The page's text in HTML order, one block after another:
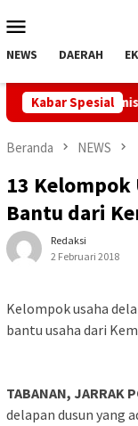
ke
Mobile
NEWS DAERAH
Kabar Spesial
DPRD Bali
Beranda NEWS
13 Kelompok
Bantu dari
Redaksi
2 Februari 2018
Kelompok usaha
bantu usaha dari
TABANAN, JARRAK
delapan dusun yang